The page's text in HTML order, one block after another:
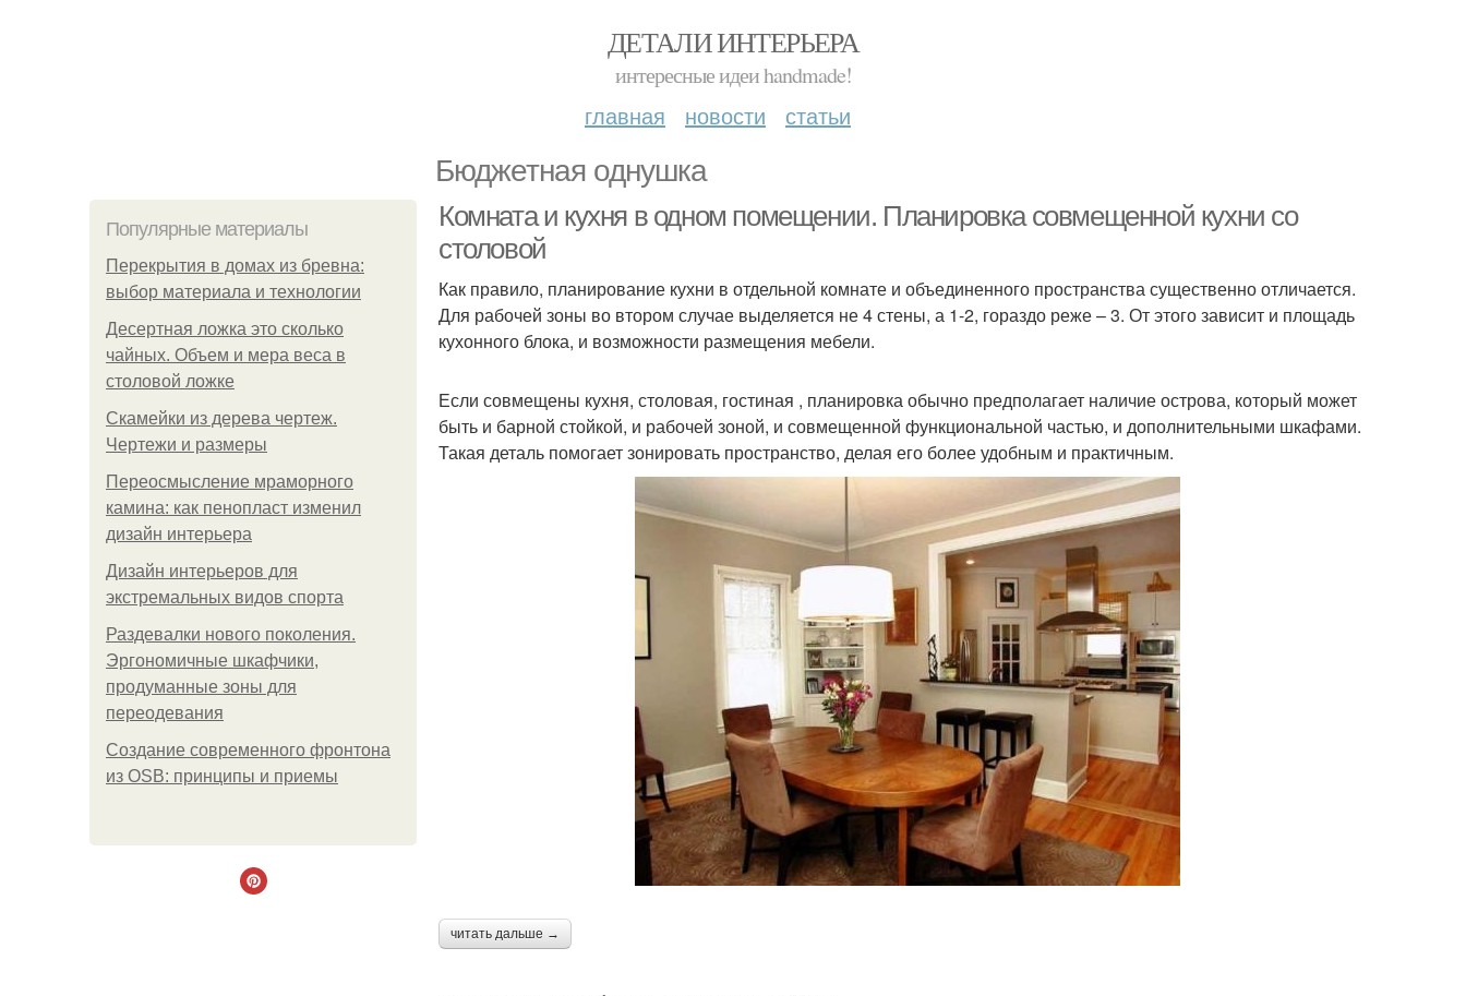
ДЕТАЛИ ИНТЕРЬЕРА
интересные идеи handmade!
главная новости статьи
Бюджетная однушка
Популярные материалы
Перекрытия в домах из бревна:
выбор материала и технологии
Десертная ложка это сколько
чайных. Объем и мера веса в
столовой ложке
Скамейки из дерева чертеж.
Чертежи и размеры
Переосмысление мраморного
камина: как пенопласт изменил
дизайн интерьера
Дизайн интерьеров для
экстремальных видов спорта
Раздевалки нового поколения.
Эргономичные шкафчики,
продуманные зоны для
переодевания
Создание современного фронтона
из OSB: принципы и приемы
Комната и кухня в одном помещении. Планировка совмещенной кухни со
столовой
Как правило, планирование кухни в отдельной комнате и объединенного пространства существенно отличается.
Для рабочей зоны во втором случае выделяется не 4 стены, а 1-2, гораздо реже – 3. От этого зависит и площадь
кухонного блока, и возможности размещения мебели.
Если совмещены кухня, столовая, гостиная , планировка обычно предполагает наличие острова, который может
быть и барной стойкой, и рабочей зоной, и совмещенной функциональной частью, и дополнительными шкафами.
Такая деталь помогает зонировать пространство, делая его более удобным и практичным.
читать дальше →